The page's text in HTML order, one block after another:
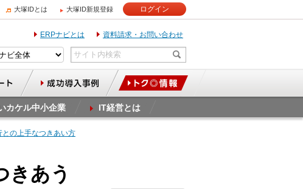
大塚IDとは 大塚ID新規登録 ログイン
ERPナビとは 資料請求・お問い合わせ
カケル中小企業 IT経営とは
の上手なつきあい方
きあう